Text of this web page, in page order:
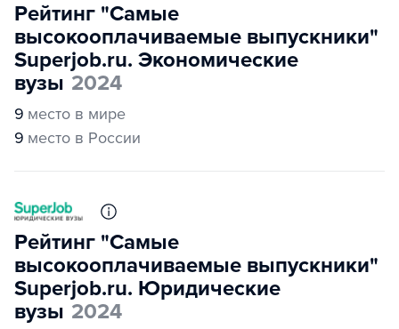
Рейтинг "Самые
высокооплачиваемые выпускники"
Superjob.ru. Экономические
вузы 2024
9 место в мире
9 место в России
Рейтинг "Самые
высокооплачиваемые выпускники"
Superjob.ru. Юридические
вузы 2024